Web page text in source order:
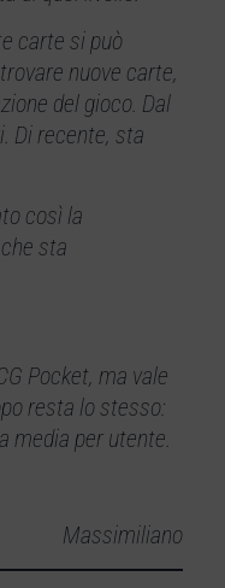
carte si può
nuove carte,
del gioco. Dal
Di recente, sta
così la
sta
Pocket, ma vale
resta lo stesso:
media per utente.
Massimiliano